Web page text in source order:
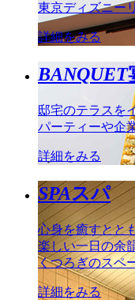
東京ディズニー
詳細をみる
BANQUET
邸宅のテラスを
パーティーや企
詳細をみる
SPAスパ
心身を癒すとと
楽しい一日の余
くつろぎのスペ
詳細をみる